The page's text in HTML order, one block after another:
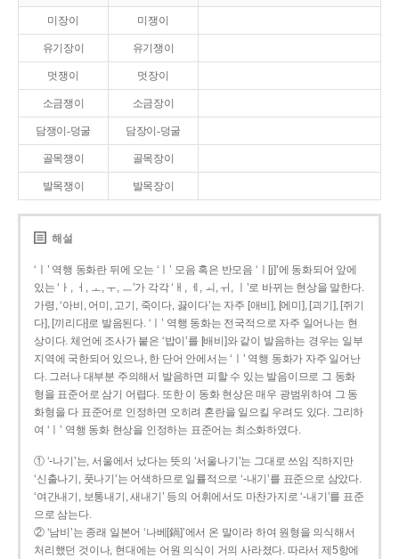
미장이 미쟁이
유기장이 유기쟁이
멋쟁이 멋장이
소금쟁이 소금장이
담쟁이-덩굴 담장이-덩굴
골목쟁이 골목장이
발목쟁이 발목장이
해설
‘ㅣ’ 역행 동화란 뒤에 오는 ‘ㅣ’ 모음 혹은 반모음 ‘ㅣ[j]’에 동화되어 앞에
있는 ‘ㅏ, ㅓ, ㅗ, ㅜ, ㅡ’가 각각 ‘ㅐ, ㅔ, ㅚ, ㅟ, ㅣ’로 바뀌는 현상을 말한다.
가령, ‘아비, 어미, 고기, 죽이다, 끓이다’는 자주 [애비], [에미], [괴기], [쥐기
다], [끼리다]로 발음된다. ‘ㅣ’ 역행 동화는 전국적으로 자주 일어나는 현
상이다. 체언에 조사가 붙은 ‘밥이’를 [배비]와 같이 발음하는 경우는 일부
지역에 국한되어 있으나, 한 단어 안에서는 ‘ㅣ’ 역행 동화가 자주 일어난
다. 그러나 대부분 주의해서 발음하면 피할 수 있는 발음이므로 그 동화
형을 표준어로 삼기 어렵다. 또한 이 동화 현상은 매우 광범위하여 그 동
화형을 다 표준어로 인정하면 오히려 혼란을 일으킬 우려도 있다. 그리하
여 ‘ㅣ’ 역행 동화 현상을 인정하는 표준어는 최소화하였다.
① ‘-나기’는, 서울에서 났다는 뜻의 ‘서울나기’는 그대로 쓰임 직하지만
‘신출나기, 풋나기’는 어색하므로 일률적으로 ‘-내기’를 표준으로 삼았다.
‘여간내기, 보통내기, 새내기’ 등의 어휘에서도 마찬가지로 ‘-내기’를 표준
으로 삼는다.
② ‘남비’는 종래 일본어 ‘나베[鍋]’에서 온 말이라 하여 원형을 의식해서
처리했던 것이나, 현대에는 어원 의식이 거의 사라졌다. 따라서 제5항에